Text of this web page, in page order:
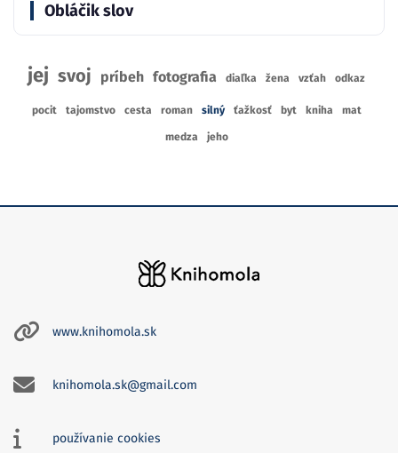
Obláčik slov
jej svoj príbeh fotografia diaľka žena vzťah odkaz
pocit tajomstvo cesta roman silný ťažkosť byt kniha mat
medza jeho
www.knihomola.sk
knihomola.sk@gmail.com
používanie cookies